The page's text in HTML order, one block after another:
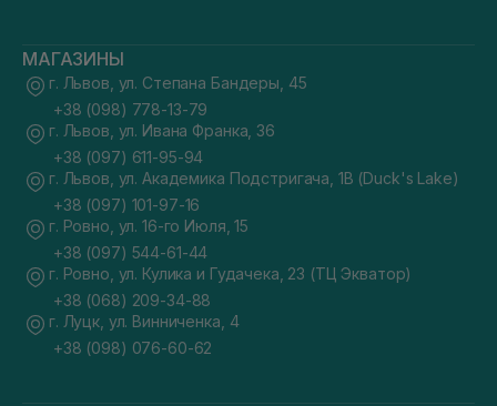
МАГАЗИНЫ
г. Львов, ул. Степана Бандеры, 45
+38 (098) 778-13-79
г. Львов, ул. Ивана Франка, 36
+38 (097) 611-95-94
г. Львов, ул. Академика Подстригача, 1В (Duck's Lake)
+38 (097) 101-97-16
г. Ровно, ул. 16-го Июля, 15
+38 (097) 544-61-44
г. Ровно, ул. Кулика и Гудачека, 23 (ТЦ Экватор)
+38 (068) 209-34-88
г. Луцк, ул. Винниченка, 4
+38 (098) 076-60-62